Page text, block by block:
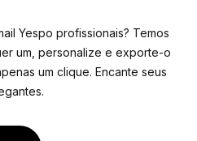
Yespo profissionais? Temos
um, personalize e exporte-o
um clique. Encante seus